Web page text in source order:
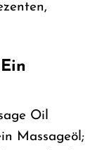
Oil
Massageöl;